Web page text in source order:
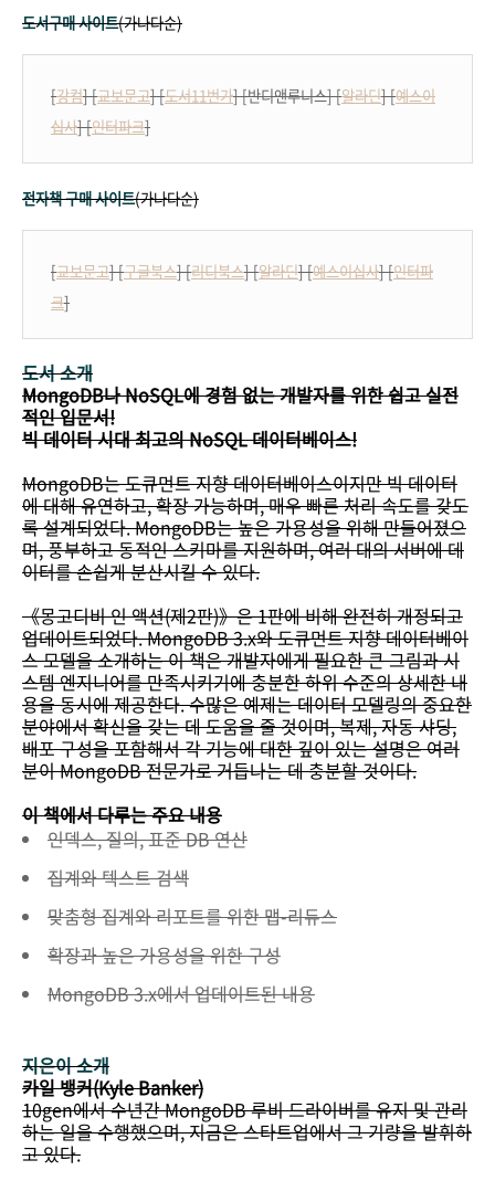
도서구매 사이트(가나다순)
[강컴] [교보문고] [도서11번가] [반디앤루니스] [알라딘] [예스이
십사] [인터파크]
전자책 구매 사이트(가나다순)
[교보문고] [구글북스] [리디북스] [알라딘] [예스이십사] [인터파
크]
도서 소개
MongoDB나 NoSQL에 경험 없는 개발자를 위한 쉽고 실전
적인 입문서!
빅 데이터 시대 최고의 NoSQL 데이터베이스!
MongoDB는 도큐먼트 지향 데이터베이스이지만 빅 데이터
에 대해 유연하고, 확장 가능하며, 매우 빠른 처리 속도를 갖도
록 설계되었다. MongoDB는 높은 가용성을 위해 만들어졌으
며, 풍부하고 동적인 스키마를 지원하며, 여러 대의 서버에 데
이터를 손쉽게 분산시킬 수 있다.
《몽고디비 인 액션(제2판)》은 1판에 비해 완전히 개정되고
업데이트되었다. MongoDB 3.x와 도큐먼트 지향 데이터베이
스 모델을 소개하는 이 책은 개발자에게 필요한 큰 그림과 시
스템 엔지니어를 만족시키기에 충분한 하위 수준의 상세한 내
용을 동시에 제공한다. 수많은 예제는 데이터 모델링의 중요한
분야에서 확신을 갖는 데 도움을 줄 것이며, 복제, 자동 샤딩,
배포 구성을 포함해서 각 기능에 대한 깊이 있는 설명은 여러
분이 MongoDB 전문가로 거듭나는 데 충분할 것이다.
이 책에서 다루는 주요 내용
인덱스, 질의, 표준 DB 연산
집계와 텍스트 검색
맞춤형 집계와 리포트를 위한 맵-리듀스
확장과 높은 가용성을 위한 구성
MongoDB 3.x에서 업데이트된 내용
지은이 소개
카일 뱅커(Kyle Banker)
10gen에서 수년간 MongoDB 루비 드라이버를 유지 및 관리
하는 일을 수행했으며, 지금은 스타트업에서 그 기량을 발휘하
고 있다.